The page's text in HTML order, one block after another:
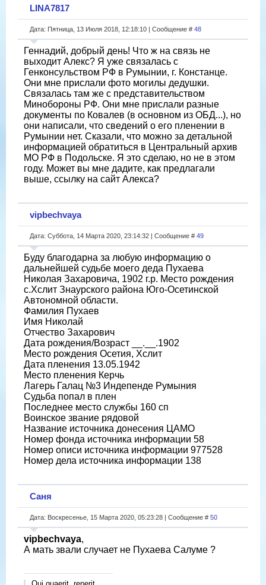
LINA7817
Дата: Пятница, 13 Июля 2018, 12:18:10 | Сообщение # 48
Геннадий, добрый день! Что ж на связь не
выходит Алекс? Я уже связалась с
Генконсульством РФ в Румынии, г. Констанце.
Они мне прислали фото могилы дедушки.
Связалась там же с представительством
Минобороны РФ. Они мне прислали разные
документы по Ковалев (в основном из ОБД...), но
они написали, что сведений о его пленении в
Румынии нет. Сказали, что можно за детальной
информацией обратиться в Центральный архив
МО РФ в Подольске. Я это сделаю, но не в этом
году. Может вы мне дадите, как предлагали
выше, ссылку на сайт Алекса?
vipbechvaya
Дата: Суббота, 14 Марта 2020, 23:14:32 | Сообщение # 49
Буду благодарна за любую информацию о
дальнейшей судьбе моего деда Пухаева
Николая Захаровича, 1902 г.р. Место рождения
с.Хслит Знаурского района Юго-Осетинской
Автономной области.
Фамилия Пухаев
Имя Николай
Отчество Захарович
Дата рождения/Возраст __.__.1902
Место рождения Осетия, Хслит
Дата пленения 13.05.1942
Место пленения Керчь
Лагерь Галац №3 Индепенде Румыния
Судьба попал в плен
Последнее место службы 160 сп
Воинское звание рядовой
Название источника донесения ЦАМО
Номер фонда источника информации 58
Номер описи источника информации 977528
Номер дела источника информации 138
Саня
Дата: Воскресенье, 15 Марта 2020, 05:23:28 | Сообщение # 50
vipbechvaya,
А мать звали случает не Пухаева Салуме ?